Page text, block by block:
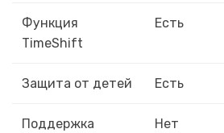
Функция
TimeShift
Есть
Защита от детей Есть
Поддержка
Нет